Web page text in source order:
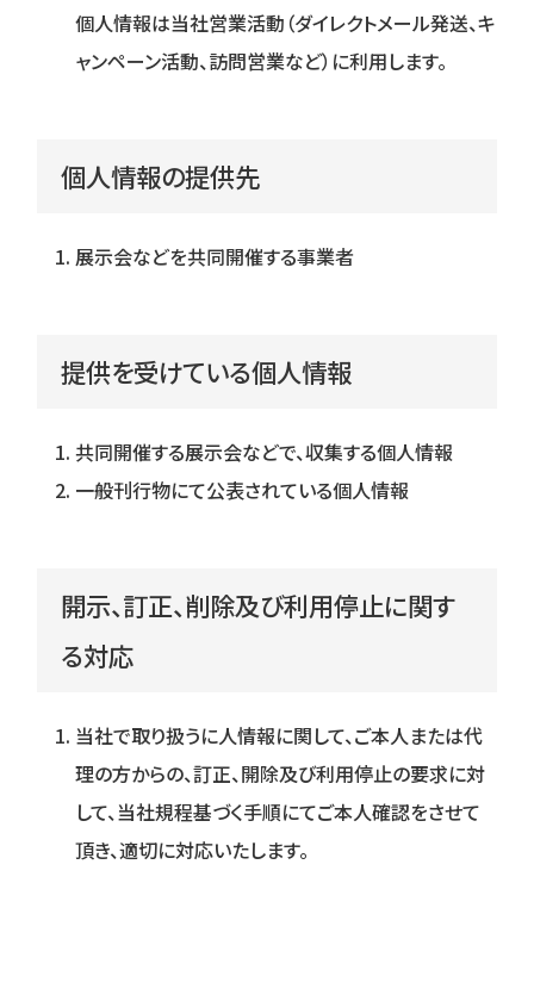
個人情報は当社営業活動（ダイレクトメール発送、キ
ャンペーン活動、訪問営業など）に利用します。
個⼈情報の提供先
展示会などを共同開催する事業者
提供を受けている個⼈情報
共同開催する展示会などで、収集する個人情報
一般刊行物にて公表されている個人情報
開⽰、訂正、削除及び利⽤停⽌に関す
る対応
当社で取り扱うに人情報に関して、ご本人または代
理の方からの、訂正、開除及び利用停止の要求に対
して、当社規程基づく手順にてご本人確認をさせて
頂き、適切に対応いたします。